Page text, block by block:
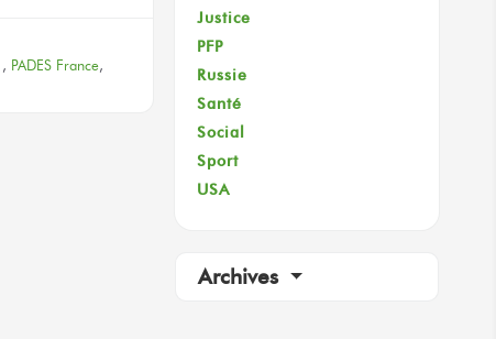
, PADES France,
Justice
PFP
Russie
Santé
Social
Sport
USA
Archives